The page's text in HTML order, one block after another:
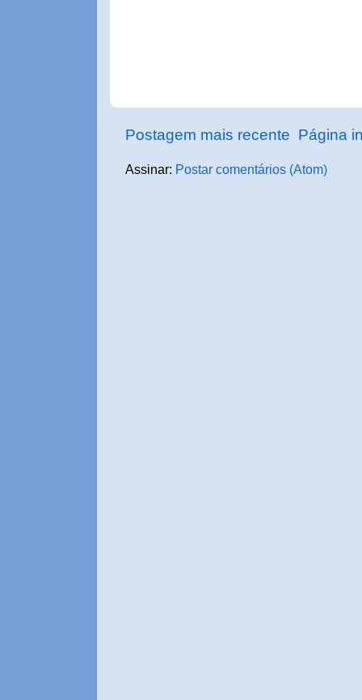
Postagem mais recente Página
Assinar: Postar comentários (Atom)